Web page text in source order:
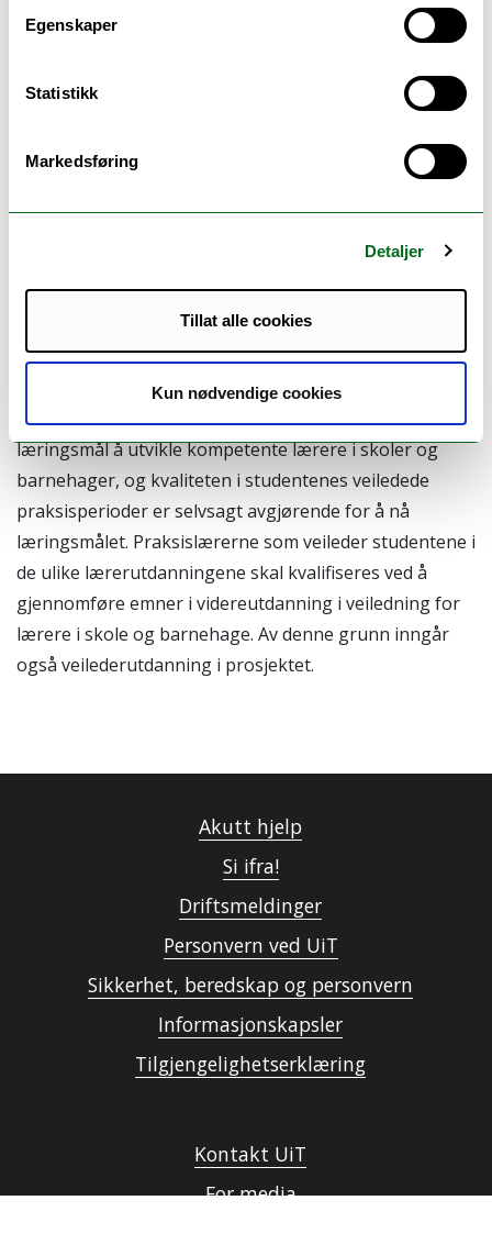
Egenskaper
Statistikk
Markedsføring
Detaljer
Tillat alle cookies
Kun nødvendige cookies
Praktisk- pedagogisk utdanning for Yrkesfag for
trinn 8-13 (PPU Y)
Veiledning for lærere i skole og barnehage
Prosjektets overordnede mål er videst sett å utvikle
digitalt støttede læringsdesign, og herunder
veiledningsdesign og feedbackdesign, som
kvalitativt bedre måte. Dette skal gjøres med
observation software), som omtales nærmere.
Alle lærerutdanningene har som overordnet
læringsmål å utvikle kompetente lærere i skoler og
barnehager, og kvaliteten i studentenes veiledede
praksisperioder er selvsagt avgjørende for å nå
læringsmålet. Praksislærerne som veileder studentene i
de ulike lærerutdanningene skal kvalifiseres ved å
gjennomføre emner i videreutdanning i veiledning for
lærere i skole og barnehage. Av denne grunn inngår
også veilederutdanning i prosjektet.
Akutt hjelp
Si ifra!
Driftsmeldinger
Personvern ved UiT
Sikkerhet, beredskap og personvern
Informasjonskapsler
Tilgjengelighetserklæring
Kontakt UiT
For media